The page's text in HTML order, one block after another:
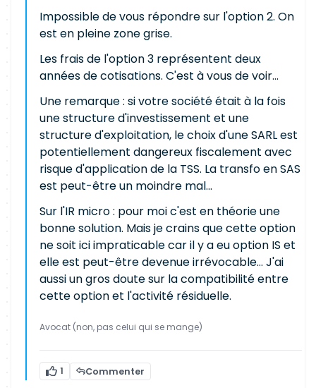
Impossible de vous répondre sur l'option 2. On
est en pleine zone grise.
Les frais de l'option 3 représentent deux
années de cotisations. C'est à vous de voir...
Une remarque : si votre société était à la fois
une structure d'investissement et une
structure d'exploitation, le choix d'une SARL est
potentiellement dangereux fiscalement avec
risque d'application de la TSS. La transfo en SAS
est peut-être un moindre mal...
Sur l'IR micro : pour moi c'est en théorie une
bonne solution. Mais je crains que cette option
ne soit ici impraticable car il y a eu option IS et
elle est peut-être devenue irrévocable... J'ai
aussi un gros doute sur la compatibilité entre
cette option et l'activité résiduelle.
Avocat (non, pas celui qui se mange)
1 Commenter